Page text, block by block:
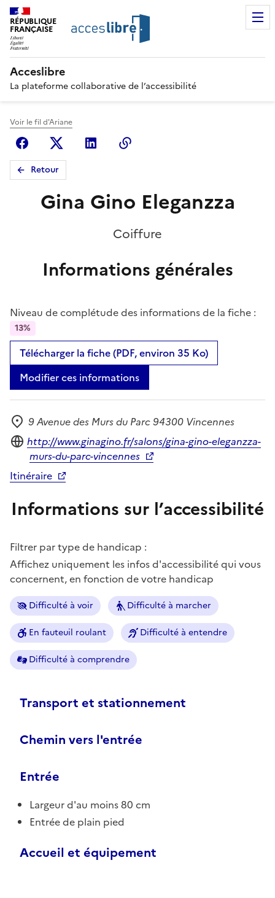
RÉPUBLIQUE
FRANÇAISE
Acceslibre
La plateforme collaborative de l’accessibilité
Voir le fil d'Ariane
FacebookX (anciennement Twitter)
Linkedin
Retour
Gina Gino Eleganzza
Coiffure
Informations générales
Niveau de complétude des informations de la fiche :
13%
Télécharger la fiche (PDF, environ 35 Ko)
Modifier ces informations
Adresse
9 Avenue des Murs du Parc 94300 Vincennes
Site internet
http://www.ginagino.fr/salons/gina-gino-eleganzza-
murs-du-parc-vincennes
Itinéraire
Informations sur l’accessibilité
Filtrer par type de handicap :
Affichez uniquement les infos d'accessibilité qui vous
concernent, en fonction de votre handicap
Difficulté à voir Difficulté à marcher
En fauteuil roulant Difficulté à entendre
Difficulté à comprendre
Transport et stationnement
Chemin vers l'entrée
Entrée
Largeur d'au moins 80 cm
Entrée de plain pied
Accueil et équipement